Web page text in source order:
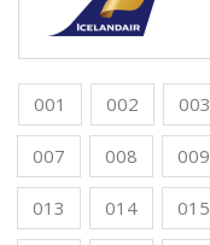
001 002 003
007 008 009
013 014 015